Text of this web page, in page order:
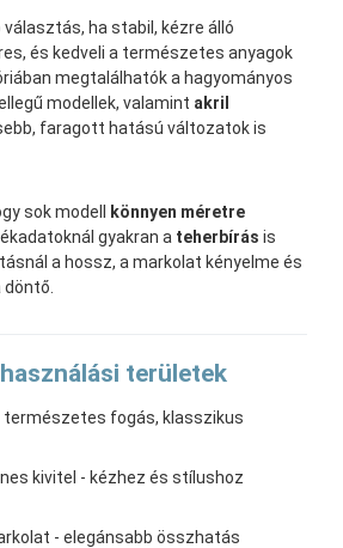
választás, ha stabil, kézre álló
és kedveli a természetes anyagok
megtalálhatók a hagyományos
modellek, valamint akril
faragott hatású változatok is
sok modell könnyen méretre
gyakran a teherbírás is
a hossz, a markolat kényelme és
területek
természetes fogás, klasszikus
kivitel - kézhez és stílushoz
- elegánsabb összhatás